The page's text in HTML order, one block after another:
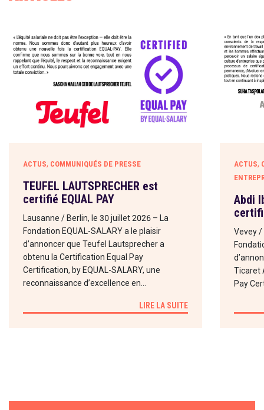
ACTUS, COMMUNIQUÉS DE PRESSE
TEUFEL LAUTSPRECHER est
certifié EQUAL PAY
Lausanne / Berlin, le 30 juillet 2026 – La
Fondation EQUAL-SALARY a le plaisir
d’annoncer que Teufel Lautsprecher a
obtenu la Certification Equal Pay
Certification, by EQUAL-SALARY, une
reconnaissance d’excellence en…
LIRE LA SUITE
ACTUS,
Abdi
Vevey /
Ticaret
Pay